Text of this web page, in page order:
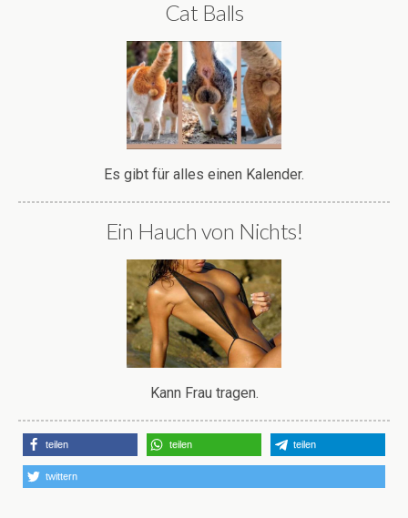
Cat Balls
Es gibt für alles einen Kalender.
Ein Hauch von Nichts!
Kann Frau tragen.
teilen teilen teilen
twittern